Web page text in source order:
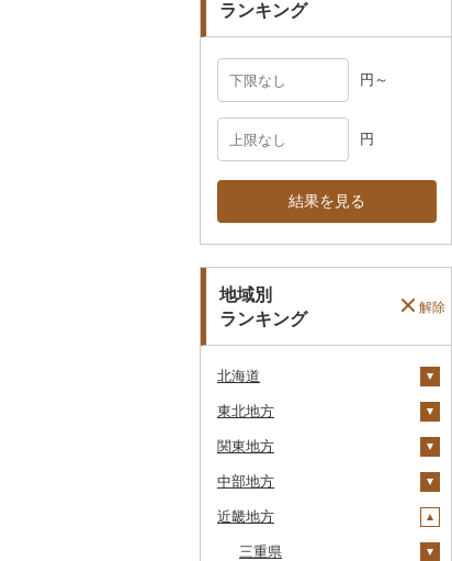
ランキング
円～
円
結果を見る
地域別
ランキング
解除
北海道
安平町
八雲町
鹿部町
江差町
白老町
東北地方
青森県
十和田市
大鰐町
南部町
岩手県
宮古市
軽米町
宮城県
柴田町
秋田県
関東地方
茨城県
土浦市
取手市
栃木県
那須塩原市
群馬県
中部地方
新潟県
十日町市
富山県
近畿地方
三重県